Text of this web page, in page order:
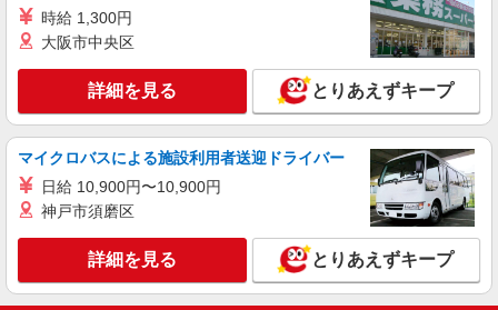
【月給】190,000円〜210,000円 ▼下記別途支
給 通勤手当 年末年始手当：380円/時 ※12/300
績による 特別報酬：平均26.7万円（最高額95.8万
円） ※2025年6月支給実績
キープ 詳細を見る
アルバイト パート
めん太郎 ダイナム出雲店（121656）
時給1400円以上 期間限定の特別時給：入社日
から２ヵ月間限定＋３００円アップ（時給１１０
０円＋３００円＝１，４００円） 給料前払い：勤
務実績の7割まで可能（月間の上限3万円）
島根県出雲市平野町339-1
時給 1,300円
大阪市中央区
詳細を見る とりあえずキープ
マイクロバスによる施設利用者送迎ドライバー
日給 10,900円〜10,900円
神戸市須磨区
詳細を見る とりあえずキープ